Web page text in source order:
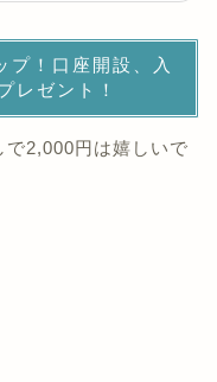
プ！口座開設、入
レゼント！
2,000円は嬉しいで